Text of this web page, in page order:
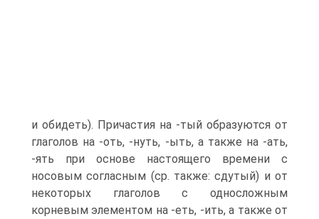
и обидеть). Причастия на -тый образуются от
глаголов на -оть, -нуть, -ыть, а также на -ать,
-ять при основе настоящего времени с
носовым согласным (ср. также: сдутый) и от
некоторых глаголов с односложным
корневым элементом на -еть, -ить, а также от